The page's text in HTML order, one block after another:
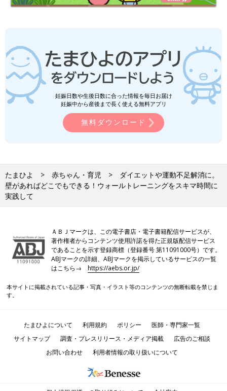
妊娠日数や生後日数に合った情報を毎日お届け
妊娠中から産後まで長く使える無料アプリ
無料ダウンロード
たまひよ 赤ちゃん・育児
ダイエットや運動不足解消に。
壁があればどこでもできる！ウォールトレーニングをスキマ時間に
実践して
ＡＢＪマークは、この電子書店・電子書籍配信サービスが、
著作権者からコンテンツ使用許諾を得た正規版配信サービス
であることを示す登録商標（登録番号 第11091000号）です。
ABJマークの詳細、ABJマークを掲示しているサービスの一覧
はこちら→https://aebs.or.jp/
本サイトに掲載されている記事・写真・イラスト等のコンテンツの無断転載を禁じま
す。
たまひよについて 利用規約 ポリシー
医師・専門家一覧
サイトマップ
調査・プレスリリース・メディア掲載
広告のご相談
お問い合わせ
利用者情報の取り扱いについて